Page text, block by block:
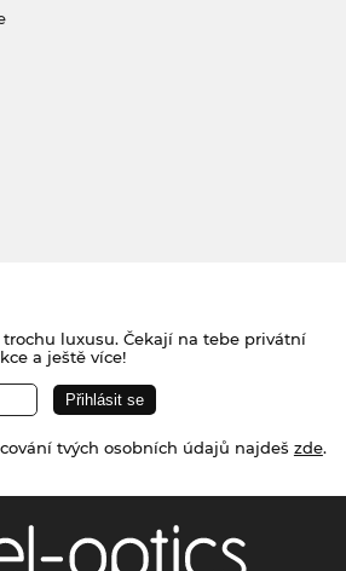
luxusu. Čekají na tebe privátní
a ještě více!
tvých osobních údajů najdeš zde.